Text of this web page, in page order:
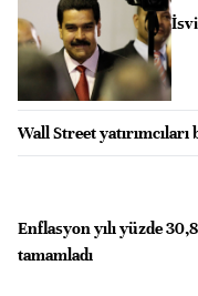
Wall Street yatırımcıları
Enflasyon yılı yüzde
tamamladı